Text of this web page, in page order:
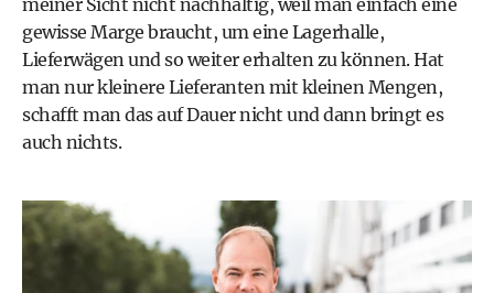
gewisse Marge braucht, um eine Lagerhalle,
Lieferwägen und so weiter erhalten zu können. Hat
man nur kleinere Lieferanten mit kleinen Mengen,
schafft man das auf Dauer nicht und dann bringt es
auch nichts.